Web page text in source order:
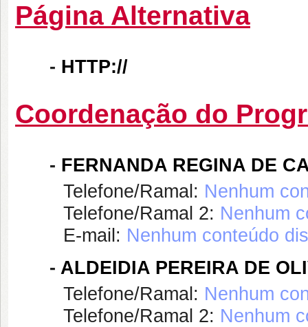
Página Alternativa
- HTTP://
Coordenação do
- FERNANDA REGINA DE
Telefone/Ramal: Nenhum
Telefone/Ramal 2: Nenhum
E-mail: Nenhum conteúdo
- ALDEIDIA PEREIRA DE
Telefone/Ramal: Nenhum
Telefone/Ramal 2: Nenhum